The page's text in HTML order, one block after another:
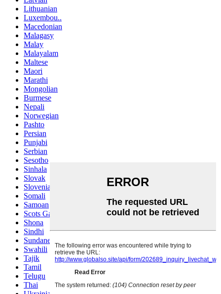
Lithuanian
Luxembou..
Macedonian
Malagasy
Malay
Malayalam
Maltese
Maori
Marathi
Mongolian
Burmese
Nepali
Norwegian
Pashto
Persian
Punjabi
Serbian
Sesotho
Sinhala
Slovak
Slovenian
Somali
Samoan
Scots Gaelic
Shona
Sindhi
Sundanese
Swahili
Tajik
Tamil
Telugu
Thai